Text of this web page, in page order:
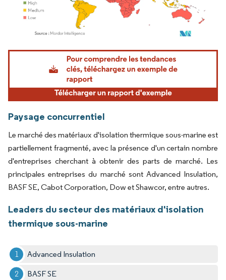
Image © Mordor Intelligence. La réutilisation nécessite une attribution sous CC BY
Paysage concurrentiel
Le marché des matériaux d'isolation thermique sous-marine est
partiellement fragmenté, avec la présence d'un certain nombre
d'entreprises cherchant à obtenir des parts de marché. Les
principales entreprises du marché sont Advanced Insulation,
BASF SE, Cabot Corporation, Dow et Shawcor, entre autres.
Leaders du secteur des matériaux d'isolation
thermique sous-marine
Advanced Insulation
BASF SE